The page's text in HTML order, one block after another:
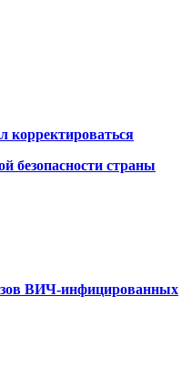
корректироваться
безопасности страны
ВИЧ-инфицированных